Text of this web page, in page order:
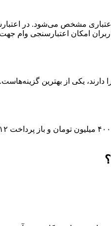
مشخص می‌شود. در
امکان اعتبارسنجی وام
یکی از بهترین
۴۰۰ میلیون تومان و باز پرداخت ۱۲ تا ۶۰